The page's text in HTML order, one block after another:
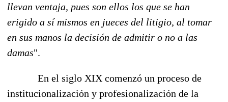
llevan ventaja, pues son ellos los que se han
erigido a sí mismos en jueces del litigio, al tomar
en sus manos la decisión de admitir o no a las
damas".
En el siglo XIX comenzó un proceso de
institucionalización y profesionalización de la